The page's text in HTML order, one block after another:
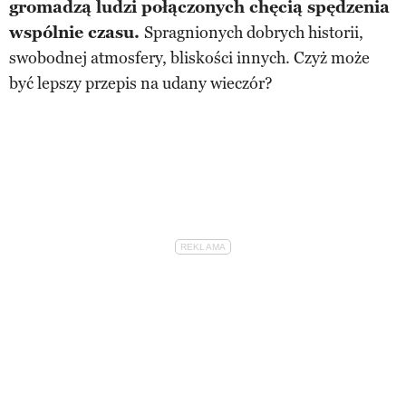
gromadzą ludzi połączonych chęcią spędzenia
wspólnie czasu. Spragnionych dobrych historii,
swobodnej atmosfery, bliskości innych. Czyż może
być lepszy przepis na udany wieczór?